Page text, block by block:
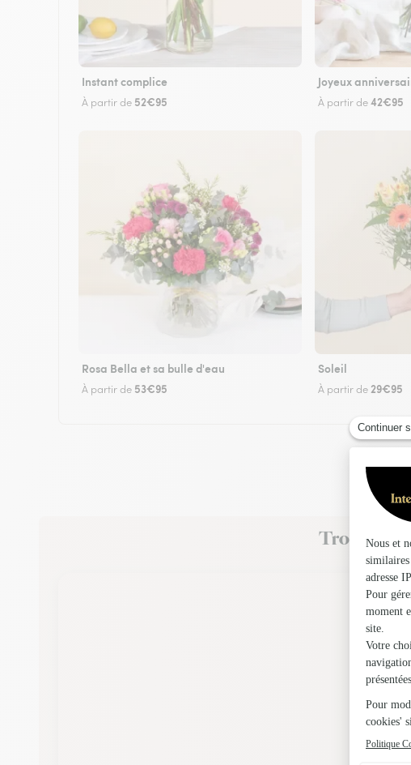
Instant complice
À partir de 52€95
Joyeux
À partir de42€95
Rosa Bella et sa bulle d'eau
À partir de 53€95
Soleil
À partir de 29€95
Trouvez